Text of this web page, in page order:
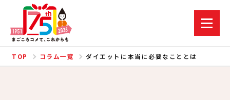
TOP コラム一覧 ダイエットに本当に必要なこととは